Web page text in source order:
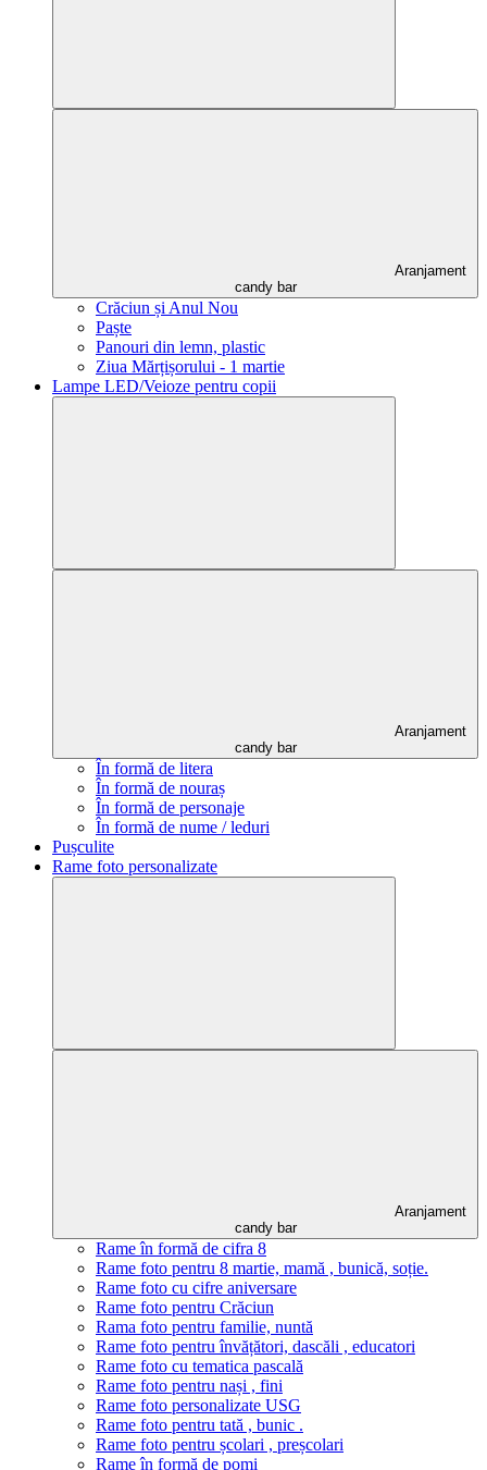
Aranjament
candy bar
Crăciun și Anul Nou
Paște
Panouri din lemn, plastic
Ziua Mărțișorului - 1 martie
Lampe LED/Veioze pentru copii
Aranjament
candy bar
În formă de litera
În formă de nouraș
În formă de personaje
În formă de nume / leduri
Pușculite
Rame foto personalizate
Aranjament
candy bar
Rame în formă de cifra 8
Rame foto pentru 8 martie, mamă , bunică, soție.
Rame foto cu cifre aniversare
Rame foto pentru Crăciun
Rama foto pentru familie, nuntă
Rame foto pentru învățători, dascăli , educatori
Rame foto cu tematica pascală
Rame foto pentru nași , fini
Rame foto personalizate USG
Rame foto pentru tată , bunic .
Rame foto pentru școlari , preșcolari
Rame în formă de pomi